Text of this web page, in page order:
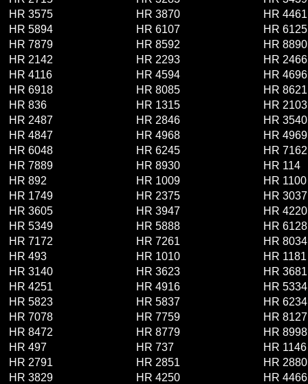
HR 3575
HR 3870
HR 4461
HR 5894
HR 6107
HR 6125
HR 7879
HR 8592
HR 8890
HR 2142
HR 2293
HR 2466
HR 4116
HR 4594
HR 4696
HR 6918
HR 8085
HR 8621
HR 836
HR 1315
HR 2103
HR 2487
HR 2846
HR 3540
HR 4847
HR 4968
HR 4969
HR 6048
HR 6245
HR 7162
HR 7889
HR 8930
HR 114
HR 892
HR 1009
HR 1100
HR 1749
HR 2375
HR 3037
HR 3605
HR 3947
HR 4220
HR 5349
HR 5888
HR 6128
HR 7172
HR 7261
HR 8034
HR 493
HR 1010
HR 1181
HR 3140
HR 3623
HR 3681
HR 4251
HR 4916
HR 5334
HR 5823
HR 5837
HR 6234
HR 7078
HR 7759
HR 8127
HR 8472
HR 8779
HR 8998
HR 497
HR 737
HR 1146
HR 2791
HR 2851
HR 2880
HR 3829
HR 4250
HR 4466